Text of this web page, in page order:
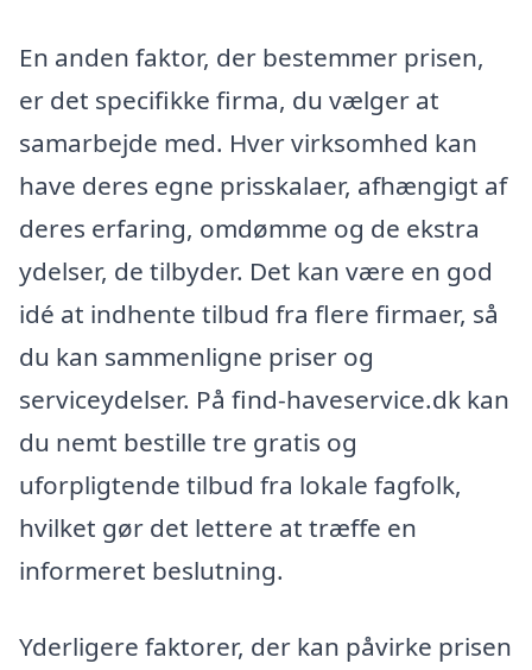
En anden faktor, der bestemmer prisen,
er det specifikke firma, du vælger at
samarbejde med. Hver virksomhed kan
have deres egne prisskalaer, afhængigt af
deres erfaring, omdømme og de ekstra
ydelser, de tilbyder. Det kan være en god
idé at indhente tilbud fra flere firmaer, så
du kan sammenligne priser og
serviceydelser. På find-haveservice.dk kan
du nemt bestille tre gratis og
uforpligtende tilbud fra lokale fagfolk,
hvilket gør det lettere at træffe en
informeret beslutning.
Yderligere faktorer, der kan påvirke prisen